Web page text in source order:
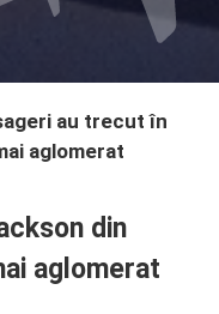
au trecut în
aglomerat
din
aglomerat